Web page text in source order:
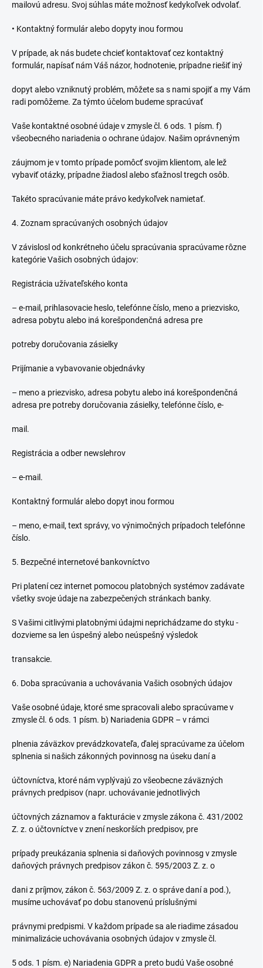
mailovú adresu. Svoj súhlas máte možnosť kedykoľvek odvolať.
• Kontaktný formulár alebo dopyty inou formou
V prípade, ak nás budete chcieť kontaktovať cez kontaktný
formulár, napísať nám Váš názor, hodnotenie, prípadne riešiť iný
dopyt alebo vzniknutý problém, môžete sa s nami spojiť a my Vám
radi pomôžeme. Za týmto účelom budeme spracúvať
Vaše kontaktné osobné údaje v zmysle čl. 6 ods. 1 písm. f)
všeobecného nariadenia o ochrane údajov. Našim oprávneným
záujmom je v tomto prípade pomôcť svojim klientom, ale lež
vybaviť otázky, prípadne žiadosl alebo sťažnosl tregch osôb.
Takéto spracúvanie máte právo kedykoľvek namietať.
4. Zoznam spracúvaných osobných údajov
V závislosl od konkrétneho účelu spracúvania spracúvame rôzne
kategórie Vašich osobných údajov:
Registrácia užívateľského konta
– e-mail, prihlasovacie heslo, telefónne číslo, meno a priezvisko,
adresa pobytu alebo iná korešpondenčná adresa pre
potreby doručovania zásielky
Prijímanie a vybavovanie objednávky
– meno a priezvisko, adresa pobytu alebo iná korešpondenčná
adresa pre potreby doručovania zásielky, telefónne číslo, e-
mail.
Registrácia a odber newslehrov
– e-mail.
Kontaktný formulár alebo dopyt inou formou
– meno, e-mail, text správy, vo výnimočných prípadoch telefónne
číslo.
5. Bezpečné internetové bankovníctvo
Pri platení cez internet pomocou platobných systémov zadávate
všetky svoje údaje na zabezpečených stránkach banky.
S Vašimi citlivými platobnými údajmi neprichádzame do styku -
dozvieme sa len úspešný alebo neúspešný výsledok
transakcie.
6. Doba spracúvania a uchovávania Vašich osobných údajov
Vaše osobné údaje, ktoré sme spracovali alebo spracúvame v
zmysle čl. 6 ods. 1 písm. b) Nariadenia GDPR – v rámci
plnenia záväzkov prevádzkovateľa, ďalej spracúvame za účelom
splnenia si našich zákonných povinnosg na úseku daní a
účtovníctva, ktoré nám vyplývajú zo všeobecne záväzných
právnych predpisov (napr. uchovávanie jednotlivých
účtovných záznamov a fakturácie v zmysle zákona č. 431/2002
Z. z. o účtovníctve v znení neskorších predpisov, pre
prípady preukázania splnenia si daňových povinnosg v zmysle
daňových právnych predpisov zákon č. 595/2003 Z. z. o
dani z príjmov, zákon č. 563/2009 Z. z. o správe daní a pod.),
musíme uchovávať po dobu stanovenú príslušnými
právnymi predpismi. V každom prípade sa ale riadime zásadou
minimalizácie uchovávania osobných údajov v zmysle čl.
5 ods. 1 písm. e) Nariadenia GDPR a preto budú Vaše osobné